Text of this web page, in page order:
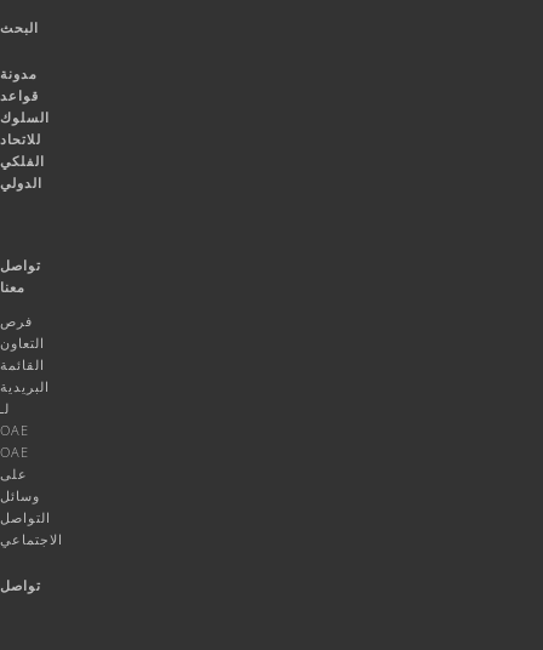
البحث
مدونة
قواعد
السلوك
للاتحاد
الفلكي
الدولي
تواصل
معنا
فرص
التعاون
القائمة
البريدية
لـ
OAE
OAE
على
وسائل
التواصل
الاجتماعي
تواصل